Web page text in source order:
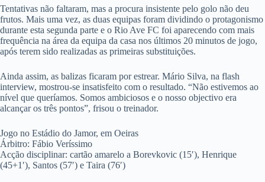
Tentativas não faltaram, mas a procura insistente pelo golo não deu
frutos. Mais uma vez, as duas equipas foram dividindo o protagonismo
durante esta segunda parte e o Rio Ave FC foi aparecendo com mais
frequência na área da equipa da casa nos últimos 20 minutos de jogo,
após terem sido realizadas as primeiras substituições.
Ainda assim, as balizas ficaram por estrear. Mário Silva, na flash
interview, mostrou-se insatisfeito com o resultado. “Não estivemos ao
nível que queríamos. Somos ambiciosos e o nosso objectivo era
alcançar os três pontos”, frisou o treinador.
Jogo no Estádio do Jamor, em Oeiras
Árbitro: Fábio Veríssimo
Acção disciplinar: cartão amarelo a Borevkovic (15′), Henrique
(45+1′), Santos (57′) e Taira (76′)